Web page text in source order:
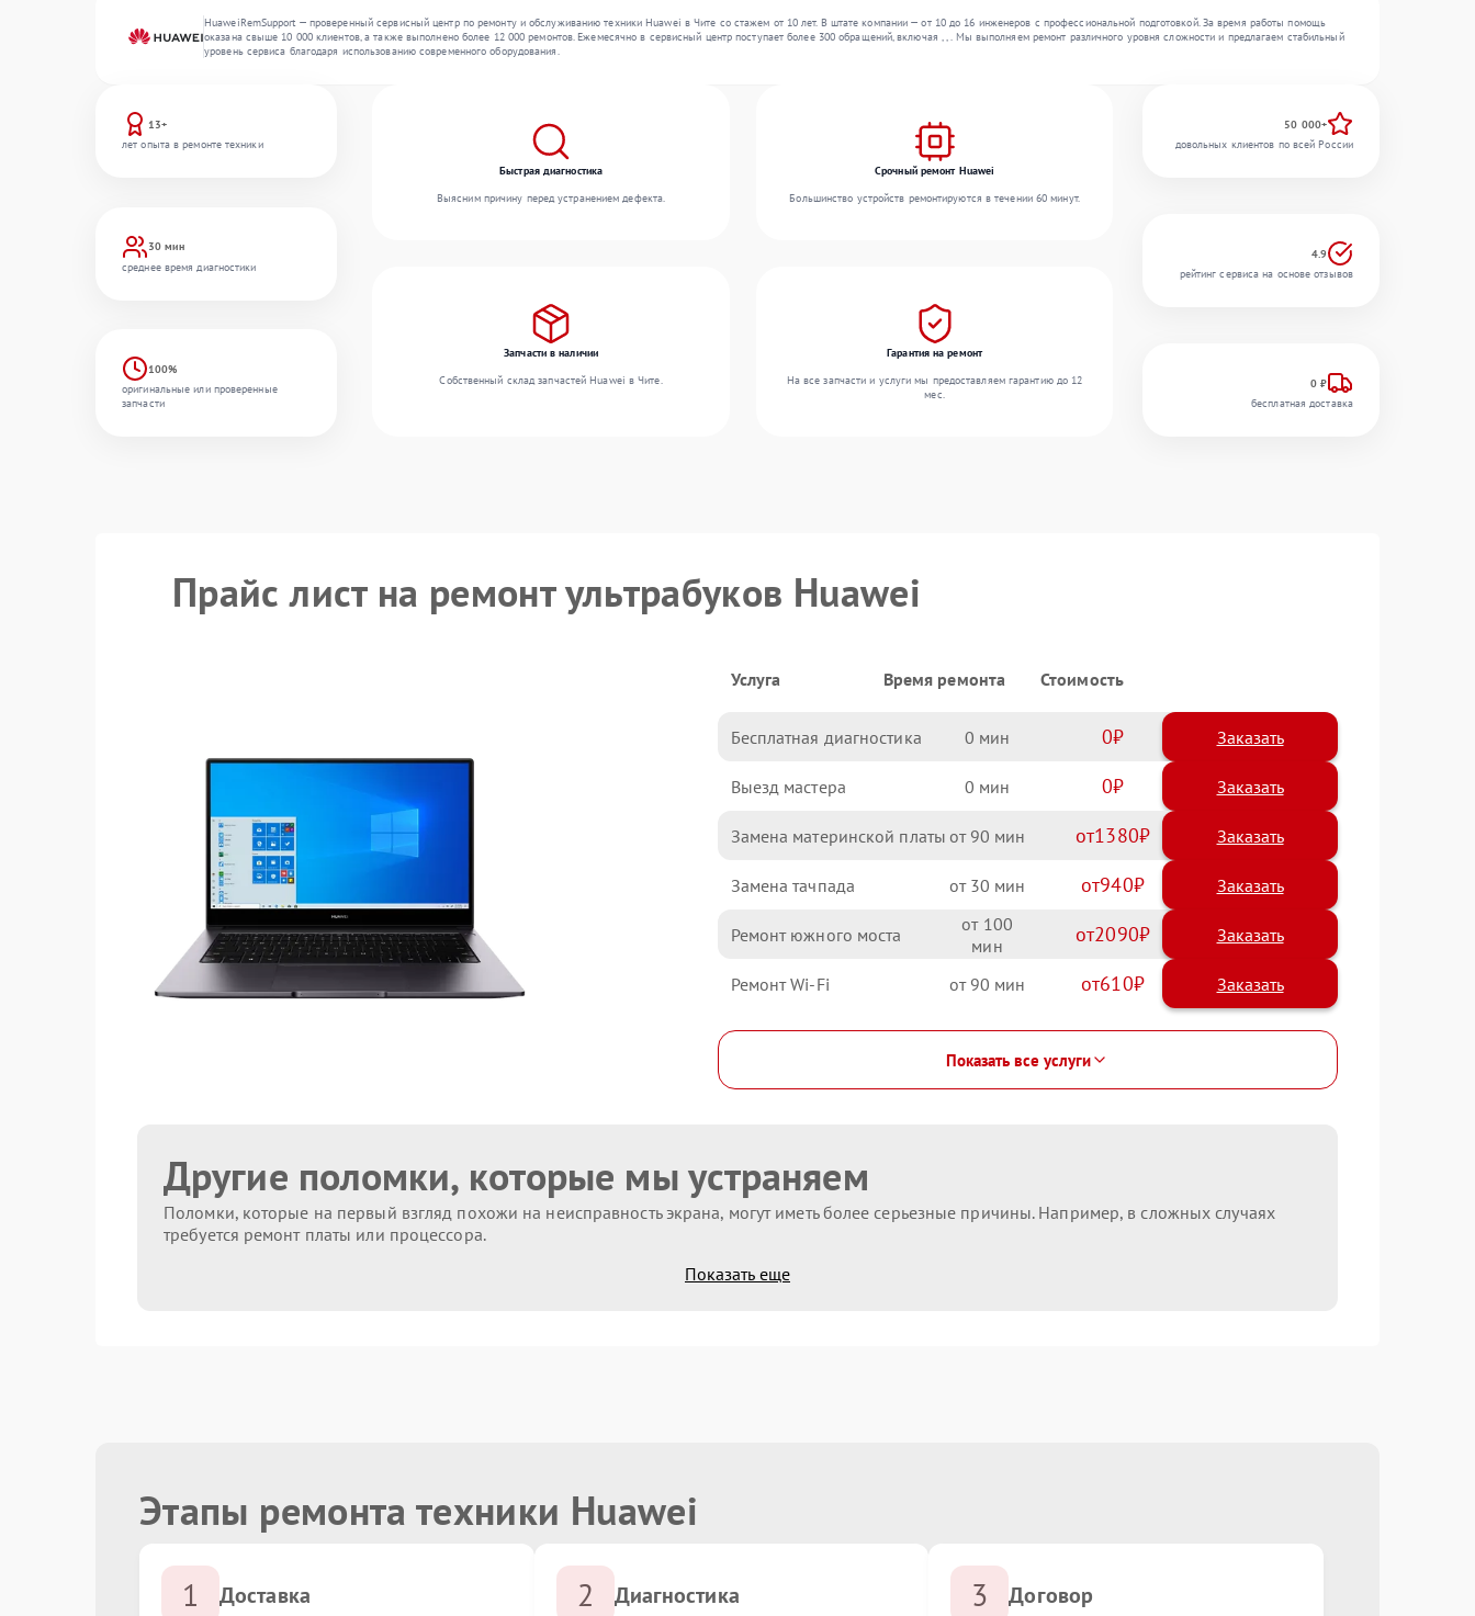
HuaweiRemSupport — проверенный сервисный центр по ремонту и обслуживанию техники Huawei в Чите со стажем от 10 лет. В штате компании — от 10 до 16 инженеров с профессиональной подготовкой. За время работы помощь
оказана свыше 10 000 клиентов, а также выполнено более 12 000 ремонтов. Ежемесячно в сервисный центр поступает более 300 обращений, включая , , . Мы выполняем ремонт различного уровня сложности и предлагаем стабильный
уровень сервиса благодаря использованию современного оборудования.
13+
лет опыта в ремонте техники
30 мин
среднее время диагностики
100%
оригинальные или проверенные
запчасти
Быстрая диагностика
Выясним причину перед устранением дефекта.
Срочный ремонт Huawei
Большинство устройств ремонтируются в течении 60 минут.
Запчасти в наличии
Собственный склад запчастей Huawei в Чите.
Гарантия на ремонт
На все запчасти и услуги мы предоставляем гарантию до 12
мес.
50 000+
довольных клиентов по всей России
4.9
рейтинг сервиса на основе отзывов
0 ₽
бесплатная доставка
Прайс лист на ремонт ультрабуков Huawei
Услуга Время ремонта Стоимость
Бесплатная диагностика 0 0 Заказать
Выезд мастера 0 0 Заказать
Замена материнской платы 90 1380
Замена тачпада 30 940
Ремонт южного моста 100 2090
Ремонт Wi-Fi 90 610
Показать все услуги
Другие поломки, которые мы устраняем
Поломки, которые на первый взгляд похожи на неисправность экрана, могут иметь более серьезные причины. Например, в сложных случаях
требуется ремонт платы или процессора.
Показать еще
Этапы ремонта техники Huawei
1 Доставка 2 Диагностика 3 Договор